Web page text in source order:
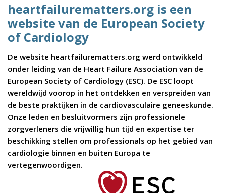
heartfailurematters.org is een
website van de European Society
of Cardiology
De website heartfailurematters.org werd ontwikkeld
onder leiding van de Heart Failure Association van de
European Society of Cardiology (ESC). De ESC loopt
wereldwijd voorop in het ontdekken en verspreiden van
de beste praktijken in de cardiovasculaire geneeskunde.
Onze leden en besluitvormers zijn professionele
zorgverleners die vrijwillig hun tijd en expertise ter
beschikking stellen om professionals op het gebied van
cardiologie binnen en buiten Europa te
vertegenwoordigen.